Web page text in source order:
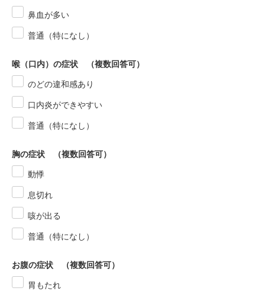
鼻血が多い
普通（特になし）
喉（口内）の症状 （複数回答可）
のどの違和感あり
口内炎ができやすい
普通（特になし）
胸の症状 （複数回答可）
動悸
息切れ
咳が出る
普通（特になし）
お腹の症状 （複数回答可）
胃もたれ